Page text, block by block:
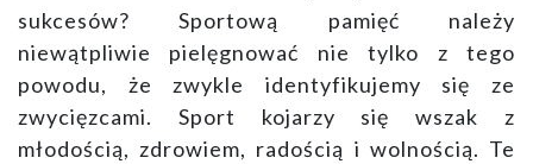
sukcesów? Sportową pamięć należy
niewątpliwie pielęgnować nie tylko z tego
powodu, że zwykle identyfikujemy się ze
zwycięzcami. Sport kojarzy się wszak z
młodością, zdrowiem, radością i wolnością. Te